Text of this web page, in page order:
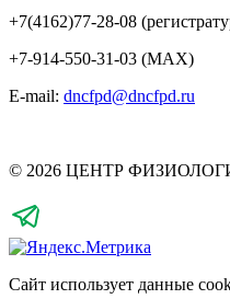
+7(4162)77-28-08
+7-914-550-31-03 (MAX)
E-mail: dncfpd@dncfpd.ru
© 2026 ЦЕНТР
Сайт использует данные